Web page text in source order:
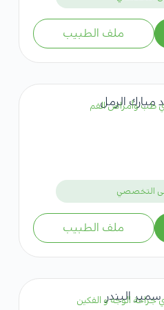
ملف الطبيب
مبارك الرمل
طب وأمراض الفم
التخصصي
ملف الطبيب
البندر
جراحة الوجه و الفكين